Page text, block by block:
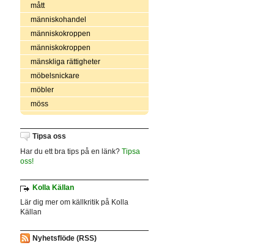
mått
människohandel
människokroppen
människokroppen
mänskliga rättigheter
möbelsnickare
möbler
möss
Tipsa oss
Har du ett bra tips på en länk? Tipsa
oss!
Kolla Källan
Lär dig mer om källkritik på Kolla
Källan
Nyhetsflöde (RSS)